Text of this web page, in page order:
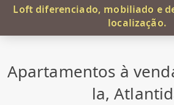
Loft diferenciado, mobiliado e
localização.
Apartamentos à
la,